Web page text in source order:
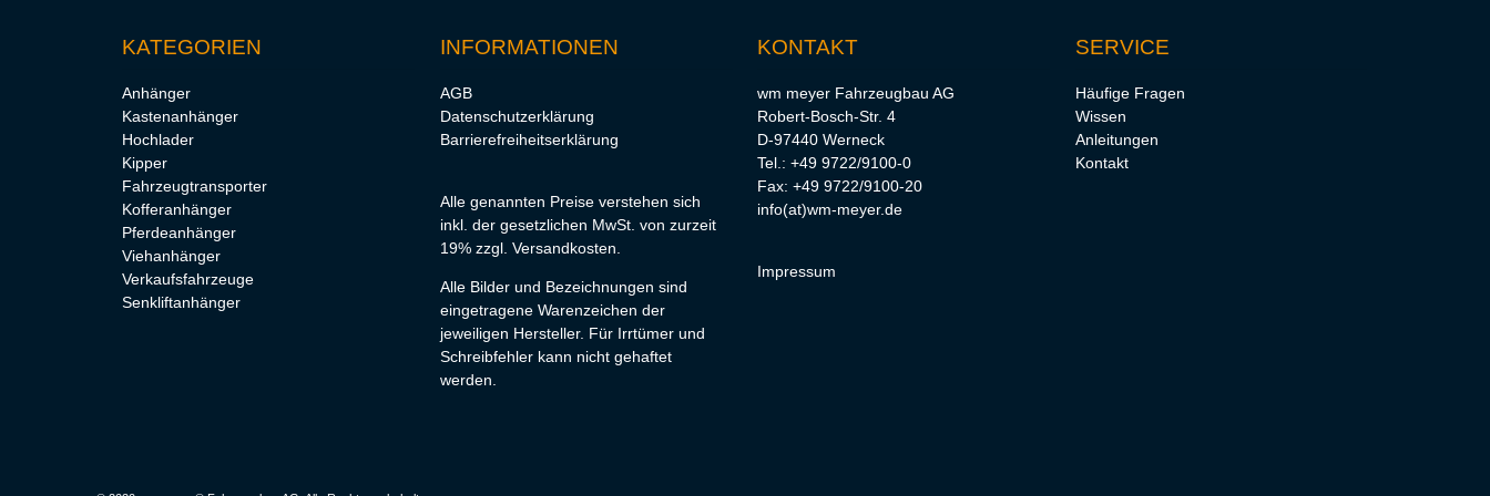
KATEGORIEN
Anhänger
Kastenanhänger
Hochlader
Kipper
Fahrzeugtransporter
Kofferanhänger
Pferdeanhänger
Viehanhänger
Verkaufsfahrzeuge
Senkliftanhänger
INFORMATIONEN
AGB
Datenschutzerklärung
Barrierefreiheitserklärung
Alle genannten Preise verstehen sich
inkl. der gesetzlichen MwSt. von zurzeit
19% zzgl. Versandkosten.
Alle Bilder und Bezeichnungen sind
eingetragene Warenzeichen der
jeweiligen Hersteller. Für Irrtümer und
Schreibfehler kann nicht gehaftet
werden.
KONTAKT
wm meyer Fahrzeugbau AG
Robert-Bosch-Str. 4
D-97440 Werneck
Tel.: +49 9722/9100-0
Fax: +49 9722/9100-20
info(at)wm-meyer.de
Impressum
SERVICE
Häufige Fragen
Wissen
Anleitungen
Kontakt